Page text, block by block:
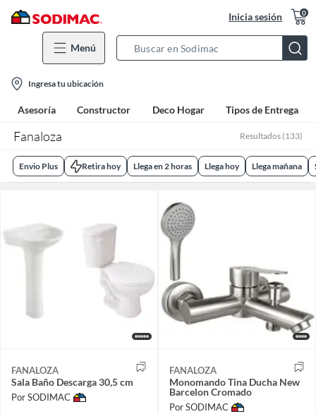
Inicia sesión 0
Menú
Bar
location-
icon
Ingresa tu ubicación
Asesoría Constructor Deco Hogar Tipos de Entrega
Fanaloza Resultados (133)
Envio Plus Retira hoy Llega en 2 horas Llega hoy Llega mañana
FANALOZA
Sala Baño Descarga 30,5 cm
Por SODIMAC
FANALOZA
Monomando Tina Ducha New
Barcelon Cromado
Por SODIMAC